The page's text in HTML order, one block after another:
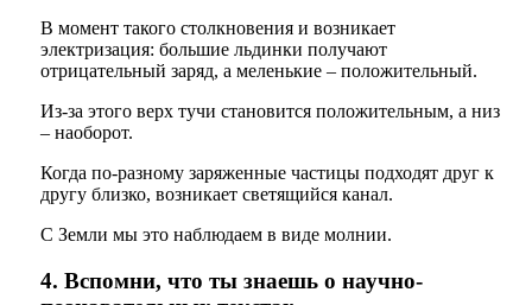
В момент такого столкновения и возникает
электризация: большие льдинки получают
отрицательный заряд, а меленькие – положительный.
Из-за этого верх тучи становится положительным, а низ
– наоборот.
Когда по-разному заряженные частицы подходят друг к
другу близко, возникает светящийся канал.
С Земли мы это наблюдаем в виде молнии.
4. Вспомни, что ты знаешь о научно-